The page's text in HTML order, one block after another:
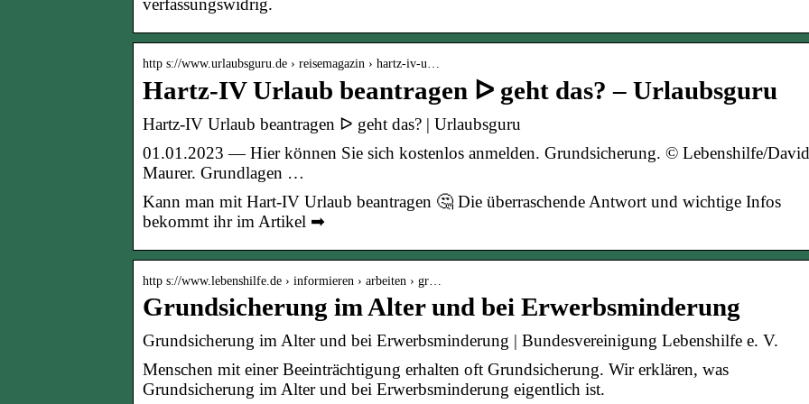
verfassungswidrig.
http s://www.urlaubsguru.de › reisemagazin › hartz-iv-u…
Hartz-IV Urlaub beantragen ᐅ geht das? – Urlaubsguru
Hartz-IV Urlaub beantragen ᐅ geht das? | Urlaubsguru
01.01.2023 — Hier können Sie sich kostenlos anmelden. Grundsicherung. © Lebenshilfe/David
Maurer. Grundlagen …
Kann man mit Hart-IV Urlaub beantragen 🤔 Die überraschende Antwort und wichtige Infos
bekommt ihr im Artikel ➡
http s://www.lebenshilfe.de › informieren › arbeiten › gr…
Grundsicherung im Alter und bei Erwerbsminderung
Grundsicherung im Alter und bei Erwerbsminderung | Bundesvereinigung Lebenshilfe e. V.
Menschen mit einer Beeinträchtigung erhalten oft Grundsicherung. Wir erklären, was
Grundsicherung im Alter und bei Erwerbsminderung eigentlich ist.